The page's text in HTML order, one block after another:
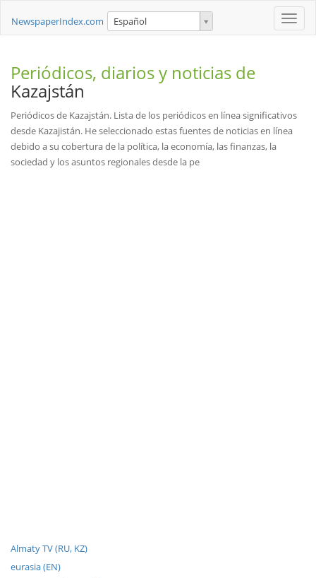
Toggle
NewspaperIndex.com Español
Periódicos, diarios y noticias de
Kazajstán
Periódicos de Kazajstán. Lista de los periódicos en línea significativos
desde Kazajistán. He seleccionado estas fuentes de noticias en línea
debido a su cobertura de la política, la economía, las finanzas, la
sociedad y los asuntos regionales desde la pe
Almaty TV (RU, KZ)
eurasia (EN)